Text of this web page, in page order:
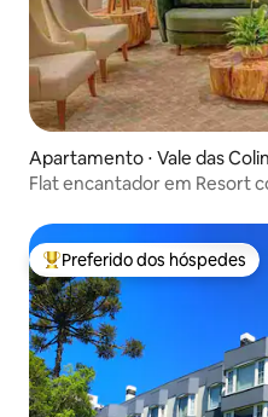
Apartamento ⋅ Vale das
Flat encantador em Resort
Entre os melhores preferidos
Preferido dos hóspedes